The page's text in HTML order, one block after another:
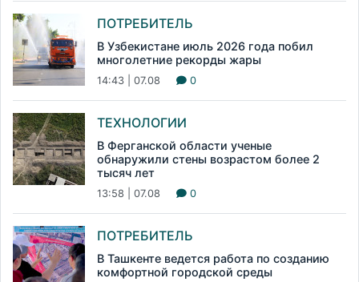
ПОТРЕБИТЕЛЬ
В Узбекистане июль 2026 года побил
многолетние рекорды жары
14:43 | 07.08 0
ТЕХНОЛОГИИ
В Ферганской области ученые
обнаружили стены возрастом более 2
тысяч лет
13:58 | 07.08 0
ПОТРЕБИТЕЛЬ
В Ташкенте ведется работа по созданию
комфортной городской среды